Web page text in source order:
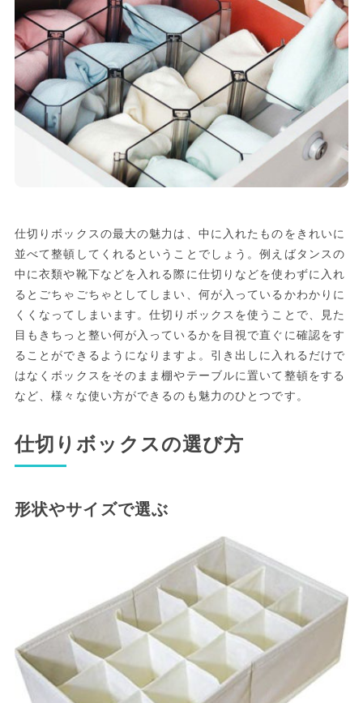
仕切りボックスの最大の魅力は、中に入れたものをきれいに
並べて整頓してくれるということでしょう。例えばタンスの
中に衣類や靴下などを入れる際に仕切りなどを使わずに入れ
るとごちゃごちゃとしてしまい、何が入っているかわかりに
くくなってしまいます。仕切りボックスを使うことで、見た
目もきちっと整い何が入っているかを目視で直ぐに確認をす
ることができるようになりますよ。引き出しに入れるだけで
はなくボックスをそのまま棚やテーブルに置いて整頓をする
など、様々な使い方ができるのも魅力のひとつです。
仕切りボックスの選び方
形状やサイズで選ぶ